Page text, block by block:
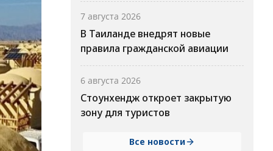
7 августа 2026
В Таиланде внедрят новые
правила гражданской авиации
6 августа 2026
Стоунхендж откроет закрытую
зону для туристов
Все новости